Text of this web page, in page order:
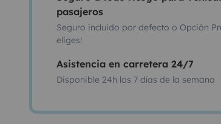
pasajeros
Seguro incluido por defecto o Opción
eliges!
Asistencia en carretera 24/7
Disponible 24h los 7 días de la semana